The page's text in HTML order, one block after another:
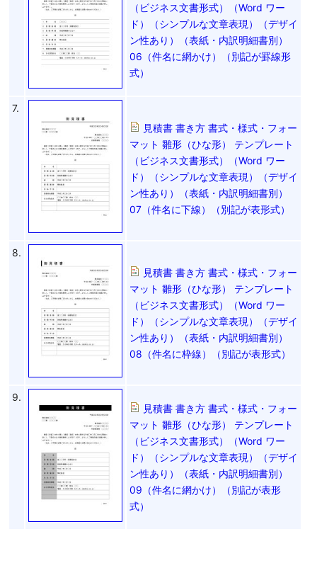
（ビジネス文書形式）（Word ワー
ド）（シンプルな文章表現）（デザイ
ン性あり）（表紙・内訳明細書別）
06（件名に網かけ）（別記が罫線形
式）
7.
見積書 書き方 書式・様式・フォー
マット 雛形（ひな形） テンプレート
（ビジネス文書形式）（Word ワー
ド）（シンプルな文章表現）（デザイ
ン性あり）（表紙・内訳明細書別）
07（件名に下線）（別記が表形式）
8.
見積書 書き方 書式・様式・フォー
マット 雛形（ひな形） テンプレート
（ビジネス文書形式）（Word ワー
ド）（シンプルな文章表現）（デザイ
ン性あり）（表紙・内訳明細書別）
08（件名に枠線）（別記が表形式）
9.
見積書 書き方 書式・様式・フォー
マット 雛形（ひな形） テンプレート
（ビジネス文書形式）（Word ワー
ド）（シンプルな文章表現）（デザイ
ン性あり）（表紙・内訳明細書別）
09（件名に網かけ）（別記が表形
式）